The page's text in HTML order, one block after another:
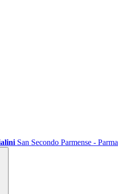
San Secondo Parmense - Parma